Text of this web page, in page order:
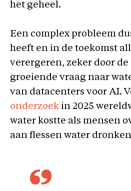
het geheel.
Een complex probleem
heeft en in de toekomst
verergeren, zeker door
groeiende vraag naar
van datacenters voor AI.
onderzoek in 2025
water kostte als mensen
aan flessen water